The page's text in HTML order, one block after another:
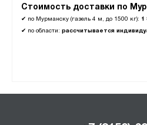
Стоимость доставки по
✔ по Мурманску (газель 4 м, до 1500 кг): 1
✔ по области: рассчитывается